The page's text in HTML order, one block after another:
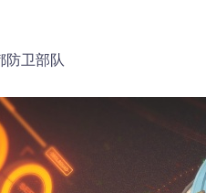
防卫部队